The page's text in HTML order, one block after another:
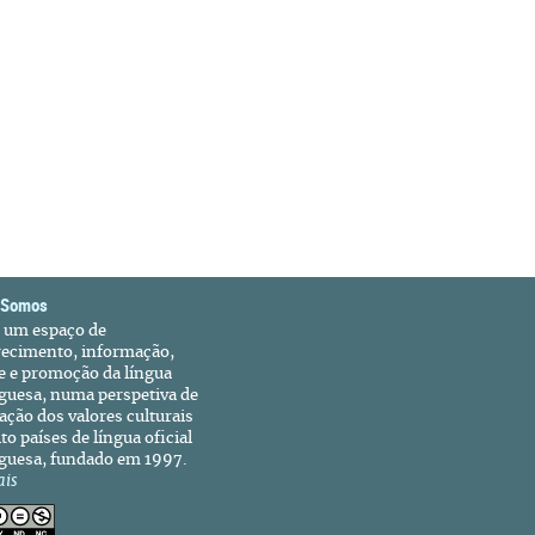
um espaço de
informação,
e promoção da língua
numa perspetiva de
dos valores culturais
países de língua oficial
fundado em 1997.